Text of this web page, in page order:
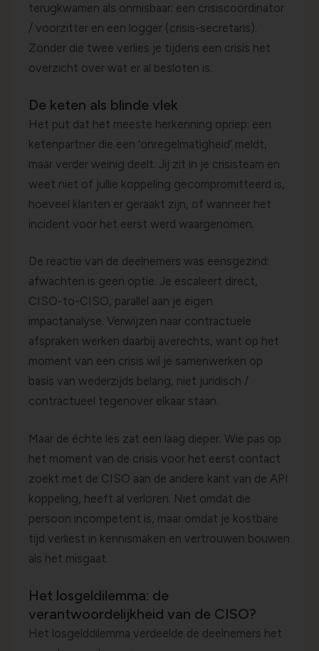
terugkwamen als onmisbaar: een crisiscoördinator
/ voorzitter en een logger (crisis-secretaris).
Zonder die twee verlies je tijdens een crisis het
overzicht over wat er al besloten is.
De keten als blinde vlek
Het put dat het meeste herkenning opriep: een
ketenpartner die een ‘onregelmatigheid’ meldt,
maar verder weinig deelt. Jij zit in je crisisteam en
weet niet of jullie koppeling gecompromitteerd is,
hoeveel klanten er geraakt zijn, of wanneer het
incident voor het eerst werd waargenomen.
De reactie van de deelnemers was eensgezind:
afwachten is geen optie. Je escaleert direct,
CISO-to-CISO, parallel aan je eigen
impactanalyse. Verwijzen naar contractuele
afspraken werken daarbij averechts, want op het
moment van een crisis wil je samenwerken op
basis van wederzijds belang, niet juridisch /
contractueel tegenover elkaar staan.
Maar de échte les zat een laag dieper. Wie pas op
het moment van de crisis voor het eerst contact
zoekt met de CISO aan de andere kant van de API
koppeling, heeft al verloren. Niet omdat die
persoon incompetent is, maar omdat je kostbare
tijd verliest in kennismaken en vertrouwen bouwen
als het misgaat.
Het losgeldilemma: de
verantwoordelijkheid van de CISO?
Het losgelddilemma verdeelde de deelnemers het